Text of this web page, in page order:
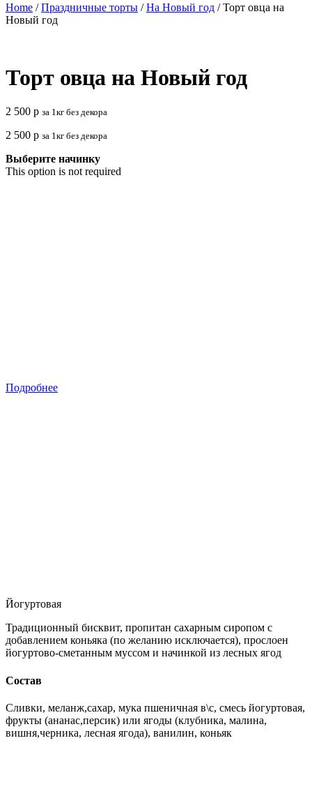
Home /Праздничные торты /На Новый год / Торт овца на
Новый год
Торт овца на Новый год
2 500 р за 1кг без декора
2 500 р за 1кг без декора
Выберите начинку
This option is not required
Подробнее
Йогуртовая
Традиционный бисквит, пропитан сахарным сиропом с
добавлением коньяка (по желанию исключается), прослоен
йогуртово-сметанным муссом и начинкой из лесных ягод
Состав
Сливки, меланж,сахар, мука пшеничная в\с, смесь йогуртовая,
фрукты (ананас,персик) или ягоды (клубника, малина,
вишня,черника, лесная ягода), ванилин, коньяк